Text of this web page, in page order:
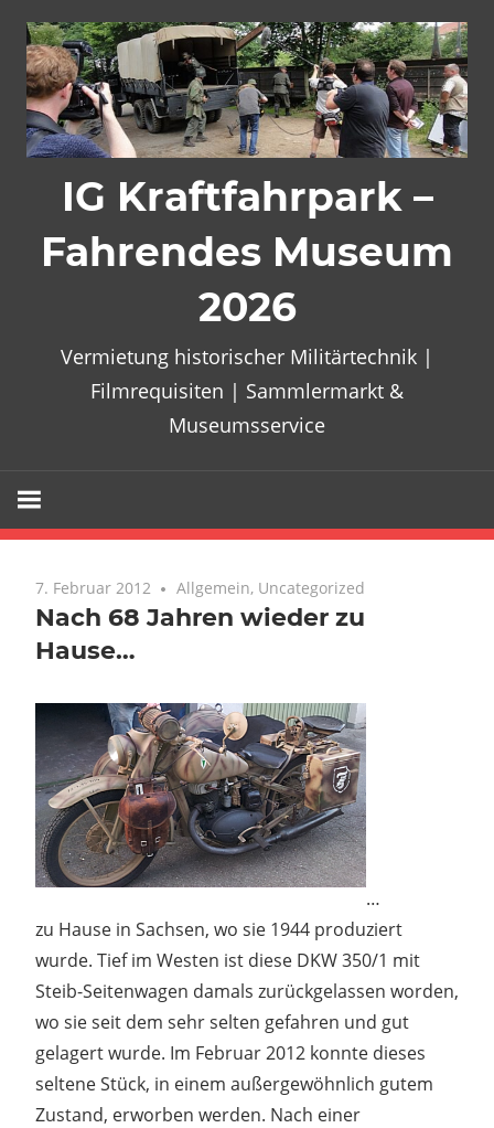
Inhalt
springen
IG Kraftfahrpark –
Fahrendes Museum
2026
Vermietung historischer Militärtechnik |
Filmrequisiten | Sammlermarkt &
Museumsservice
7. Februar 2012 Keine Kommentare
Allgemein, Uncategorized
Nach 68 Jahren wieder zu
Hause…
…
zu Hause in Sachsen, wo sie 1944 produziert
wurde. Tief im Westen ist diese DKW 350/1 mit
Steib-Seitenwagen damals zurückgelassen worden,
wo sie seit dem sehr selten gefahren und gut
gelagert wurde. Im Februar 2012 konnte dieses
seltene Stück, in einem außergewöhnlich gutem
Zustand, erworben werden. Nach einer